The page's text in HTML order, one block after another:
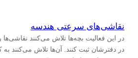
نقاشی‌های سرعتی هندسه
در این فعالیت بچه‌ها تلاش می‌کنند نقاشی‌ها
در دفترشان ثبت کنند. آن‌ها تلاش می‌کنند